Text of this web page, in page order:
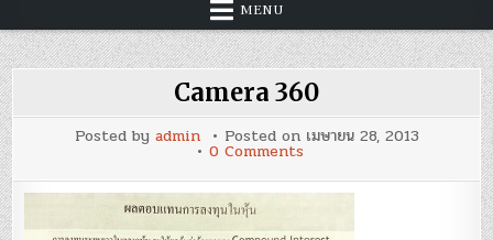
MENU
Camera 360
Posted by admin Posted on เมษายน 28, 2013
0 Commentson
360